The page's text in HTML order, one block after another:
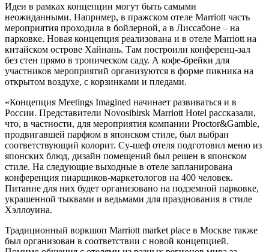
Идеи в рамках концепции могут быть самыми
неожиданными. Например, в пражском отеле Marriott часть
мероприятия проходила в бойлерной, а в Лиссабоне – на
парковке. Новая концепция реализована и в отеле Marriott на
китайском острове Хайнань. Там построили конференц-зал
без стен прямо в тропическом саду. А кофе-брейки для
участников мероприятий организуются в форме пикника на
открытом воздухе, с корзинками и пледами.
«Концепция Meetings Imagined начинает развиваться и в
России. Представители Novosibirsk Marriott Hotel рассказали,
что, в частности, для мероприятия компании Proctor&Gamble,
продвигавшей парфюм в японском стиле, был выбран
соответствующий колорит. Су-шеф отеля подготовил меню из
японских блюд, дизайн помещений был решен в японском
стиле. На следующие выходные в отеле запланирована
конференция пиарщиков-маркетологов на 400 человек.
Питание для них будет организовано на подземной парковке,
украшенной тыквами и ведьмами для празднования в стиле
Хэллоуина.
Традиционный воркшоп Marriott market place в Москве также
был организован в соответствии с новой концепцией.